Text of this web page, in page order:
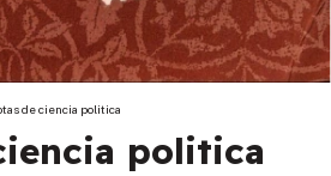
de ciencia politica
politica